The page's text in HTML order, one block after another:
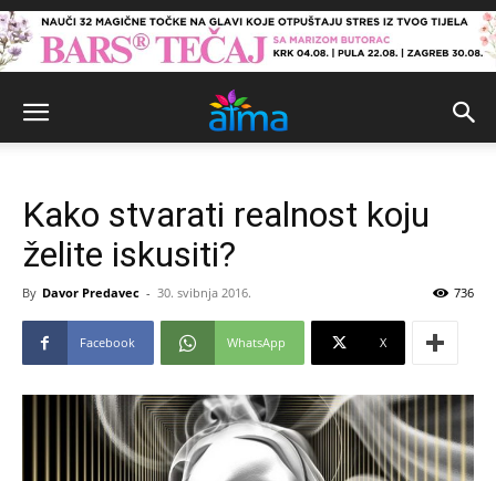
Kako stvarati realnost koju
želite iskusiti?
By Davor Predavec - 30. svibnja 2016. 736
Facebook WhatsApp X